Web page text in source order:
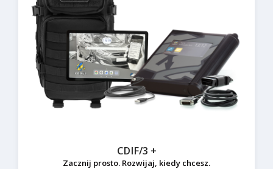
CDIF/3 +
Zacznij prosto. Rozwijaj, kiedy chcesz.